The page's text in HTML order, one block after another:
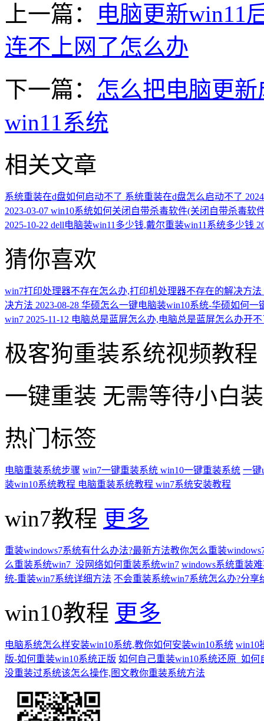
上一篇：
电脑更新win11
连不上网了怎么办
下一篇： 怎么把电脑更
win11系统
相关文章
系统重装在d盘如何启动不了 系统重装在d盘怎么启动不了
2023-03-07 win10系统如何关闭自带杀毒软件(关闭自带杀毒软
2025-10-22 dell电脑装win11多少钱,戴尔重装win11系统多少钱
猜你喜欢
win7打印处理器不存在怎么办,打印机处理器不存在的解决方法
决方法 2023-08-28 华硕怎么一键电脑装win10系统-华硕如何一
win7 2025-11-12 电脑总是蓝屏怎么办,电脑总是蓝屏怎么办开
极客狗重装系统视频教程
一键重装 无需等待小白
热门标签
电脑重装系统步骤 win7一键重装系统 win10一键重装系统 一键
装win10系统教程 电脑重装系统教程 win7系统安装教程
win7教程 更多
重装windows7系统有什么办法?最新方法教你怎么重装
么重装系统win7_没网络如何重装系统win7 windows系统重装
统-重装win7系统详细方法 不会重装系统win7系统怎么办?分
win10教程 更多
电脑系统怎么样安装win10系统,教你如何安装win10系统 win10
版-如何重装win10系统正版 如何自己重装win10系统还原_如何
没重装过系统该怎么操作,图文教你重装系统方法